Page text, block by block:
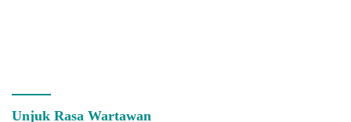
Unjuk Rasa Wartawan